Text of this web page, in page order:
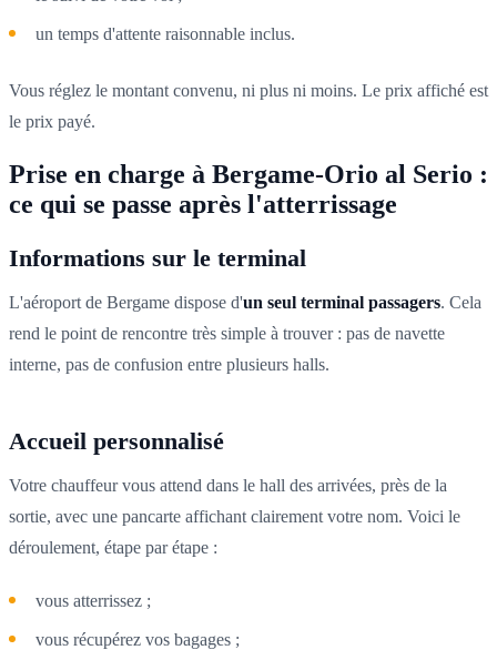
un temps d'attente raisonnable inclus.
Vous réglez le montant convenu, ni plus ni moins. Le prix affiché est
le prix payé.
Prise en charge à Bergame-Orio al Serio :
ce qui se passe après l'atterrissage
Informations sur le terminal
L'aéroport de Bergame dispose d'un seul terminal passagers. Cela
rend le point de rencontre très simple à trouver : pas de navette
interne, pas de confusion entre plusieurs halls.
Accueil personnalisé
Votre chauffeur vous attend dans le hall des arrivées, près de la
sortie, avec une pancarte affichant clairement votre nom. Voici le
déroulement, étape par étape :
vous atterrissez ;
vous récupérez vos bagages ;